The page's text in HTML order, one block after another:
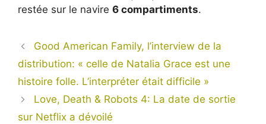
restée sur le navire 6 compartiments.
Good American Family, l’interview de la
distribution: « celle de Natalia Grace est une
histoire folle. L’interpréter était difficile »
Love, Death & Robots 4: La date de sortie
sur Netflix a dévoilé